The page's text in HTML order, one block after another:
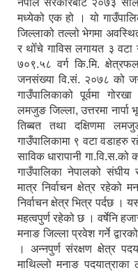
नेपाल सरकारबाट २०७३
मध्येको एक हो । यो
जिल्लाको तल्लो भेगमा
र थोँचे गाविस लगायत ३
७०९.५८ वर्ग कि.मि.
जनसंख्या वि.सं. २०७८ को
गाउँपालिकाको पूर्वमा
लमजुङ जिल्ला, उत्तरमा नार्पा
तिब्बत तथा दक्षिणमा
गाउँपालिकामा ९ वटा
साविक धारापानी
गाउँपालिका नेपालको संघीय
मात्र निर्वाचन क्षेत्र रहेको
निर्वाचन क्षेत्र भित्र पर्दछ ।
महत्वपुर्ण रहेको छ । वर्षेनि
मनाङ जिल्ला प्रवेश गर्ने
। अन्नपुर्ण संरक्षण क्षेत्र
माथिल्लो मनाङ पदयात्राका